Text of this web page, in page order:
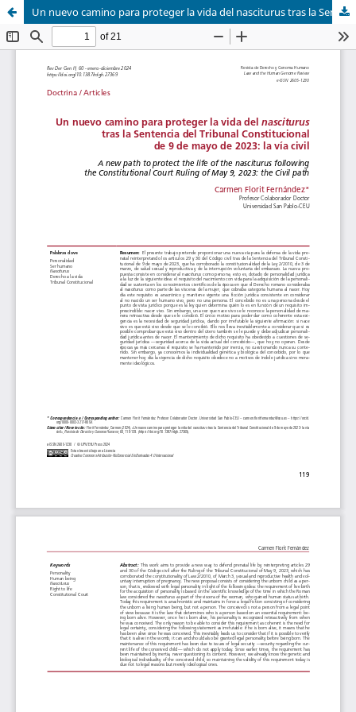
Un nuevo camino para proteger la vida del nasciturus tras la Sentencia del Tribunal Constitucional de 9 de mayo de 2023: la vía civil